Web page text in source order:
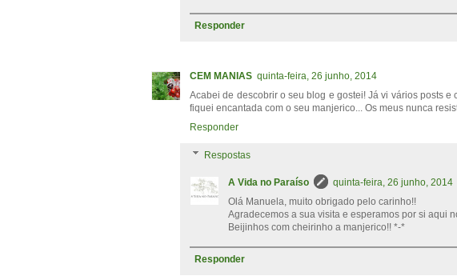
Responder
CEM MANIAS quinta-feira, 26 junho, 2014
Acabei de descobrir o seu blog e gostei! Já vi vários posts
fiquei encantada com o seu manjerico... Os meus nunca
Responder
Respostas
A Vida no Paraíso
quinta-feira, 26 junho, 2014
Olá Manuela, muito obrigado pelo carinho!!
Agradecemos a sua visita e esperamos por si aqui
Beijinhos com cheirinho a manjerico!! *-*
Responder